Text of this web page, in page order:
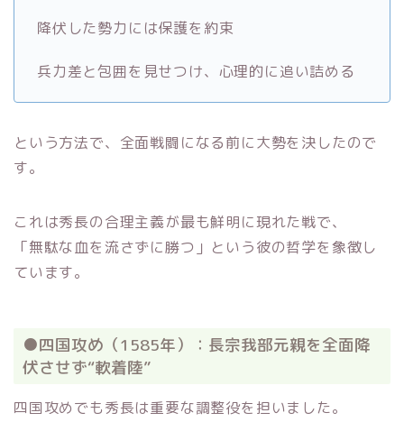
降伏した勢力には保護を約束
兵力差と包囲を見せつけ、心理的に追い詰める
という方法で、全面戦闘になる前に大勢を決したので
す。
これは秀長の合理主義が最も鮮明に現れた戦で、
「無駄な血を流さずに勝つ」という彼の哲学を象徴し
ています。
●四国攻め（1585年）：長宗我部元親を全面降
伏させず“軟着陸”
四国攻めでも秀長は重要な調整役を担いました。